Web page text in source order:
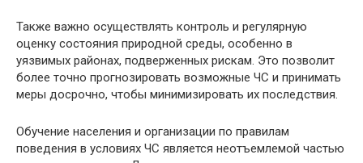
Также важно осуществлять контроль и регулярную
оценку состояния природной среды, особенно в
уязвимых районах, подверженных рискам. Это позволит
более точно прогнозировать возможные ЧС и принимать
меры досрочно, чтобы минимизировать их последствия.
Обучение населения и организации по правилам
поведения в условиях ЧС является неотъемлемой частью